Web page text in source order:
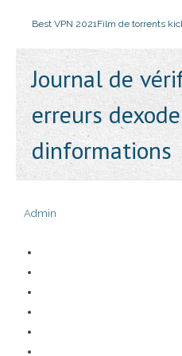
Best VPN 2021Film de torrents
Journal de
erreurs
dinformations
Admin